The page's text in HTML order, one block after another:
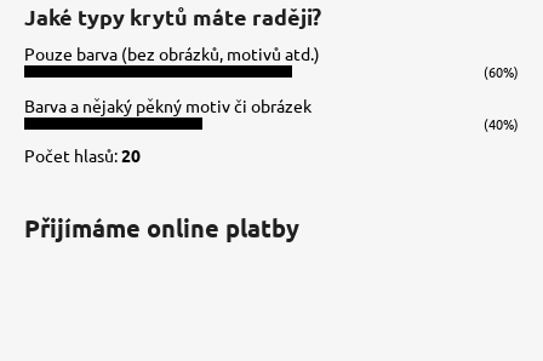
Jaké typy krytů máte raději?
Pouze barva (bez obrázků, motivů atd.)
(60%)
Barva a nějaký pěkný motiv či obrázek
(40%)
Počet hlasů:20
Přijímáme online platby